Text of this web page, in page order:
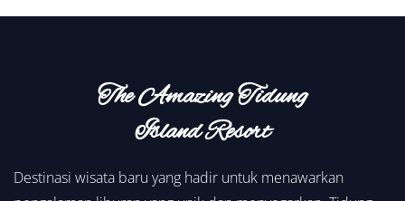
The Amazing Tidung
Island Resort
Destinasi wisata baru yang hadir untuk menawarkan